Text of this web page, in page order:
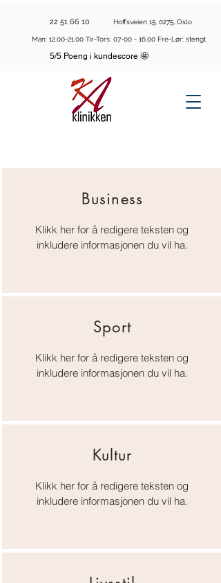
22 51 66 10 Hoffsveien 15, 0275, Oslo
Man: 12.00-21.00 Tir-Tors: 07-00 - 16.00 Fre-Lør: stengt
5/5 Poeng i kundescore 🤩
Business
Klikk her for å redigere teksten og
inkludere informasjonen du vil ha.
Sport
Klikk her for å redigere teksten og
inkludere informasjonen du vil ha.
Kultur
Klikk her for å redigere teksten og
inkludere informasjonen du vil ha.